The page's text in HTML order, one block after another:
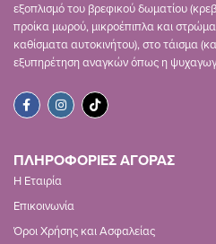
εξοπλισμό του βρεφικού δωματίου
προίκα μωρού, μικροέπιπλα και
καθίσματα αυτοκινήτου), στο τάισμα
εξυπηρέτηση αναγκών όπως η
ΠΛΗΡΟΦΟΡΙΕΣ ΑΓΟΡΑΣ
Η Εταιρία
Επικοινωνία
Όροι Χρήσης και Ασφαλείας